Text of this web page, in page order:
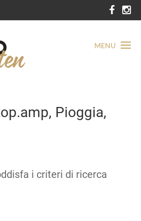
MENU
Pioggia,
i criteri di ricerca